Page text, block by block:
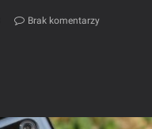
Brak komentarzy